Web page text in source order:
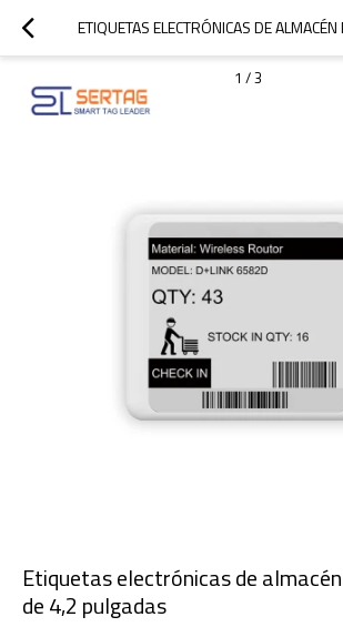
1 /3
Etiquetas electrónicas de
de 4,2 pulgadas